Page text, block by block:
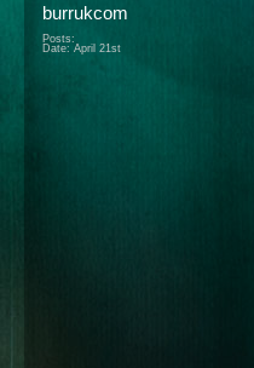
burrukcom
Posts:
Date: April 21st